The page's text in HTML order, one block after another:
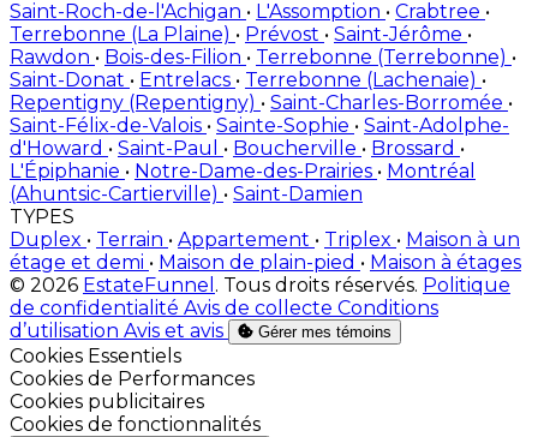
Saint-Roch-de-l'Achigan • L'Assomption • Crabtree •
Terrebonne (La Plaine) • Prévost • Saint-Jérôme •
Rawdon • Bois-des-Filion • Terrebonne (Terrebonne) •
Saint-Donat • Entrelacs • Terrebonne (Lachenaie) •
Repentigny (Repentigny) • Saint-Charles-Borromée •
Saint-Félix-de-Valois • Sainte-Sophie • Saint-Adolphe-
d'Howard • Saint-Paul • Boucherville • Brossard •
L'Épiphanie • Notre-Dame-des-Prairies • Montréal
(Ahuntsic-Cartierville) • Saint-Damien
TYPES
Duplex • Terrain • Appartement • Triplex • Maison à un
étage et demi • Maison de plain-pied • Maison à étages
© 2026 EstateFunnel . Tous droits réservés. Politique
de confidentialité Avis de collecte Conditions
d’utilisation Avis et avis Gérer mes témoins
Activer
Cookies Essentiels
Activer
Cookies de Performances
Activer
Cookies publicitaires
Activer
Cookies de fonctionnalités